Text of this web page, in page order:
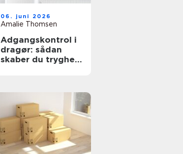
06. juni 2026
Amalie Thomsen
Adgangskontrol i
dragør: sådan
skaber du tryghed